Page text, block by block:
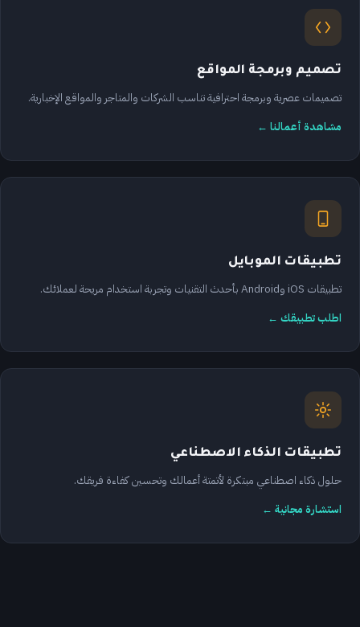
تصميم وبرمجة المواقع
تصميمات عصرية وبرمجة احترافية تناسب الشركات والمتاجر والمواقع الإخبارية.
مشاهدة أعمالنا ←
تطبيقات الموبايل
تطبيقات iOS وAndroid بأحدث التقنيات وتجربة استخدام مريحة لعملائك.
اطلب تطبيقك ←
تطبيقات الذكاء الاصطناعي
حلول ذكاء اصطناعي مبتكرة لأتمتة أعمالك وتحسين كفاءة فريقك.
استشارة مجانية ←